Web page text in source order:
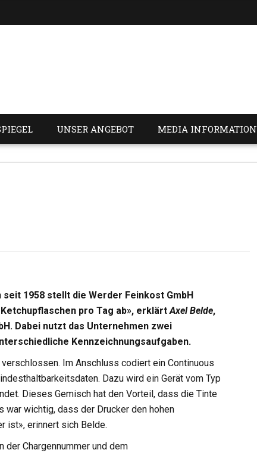
UNSER ANGEBOT MEDIA INFORMATION
1958 stellt die Werder Feinkost GmbH
pro Tag ab», erklärtAxel Belde,
Dabei nutzt das Unternehmen zwei
Kennzeichnungsaufgaben.
Im Anschluss codiert ein Continuous
Dazu wird ein Gerät vom Typ
Dieses Gemisch hat den Vorteil, dass die Tinte
wichtig, dass der Drucker den hohen
ist», erinnert sich Belde.
der Chargennummer und dem